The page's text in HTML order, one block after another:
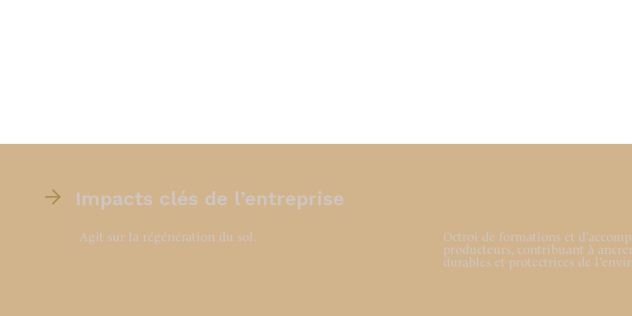
Impacts clés de l’entreprise
Agit sur la régénération du sol.
Octroi de formations et
producteurs, contribuant à
durables et protectrices de